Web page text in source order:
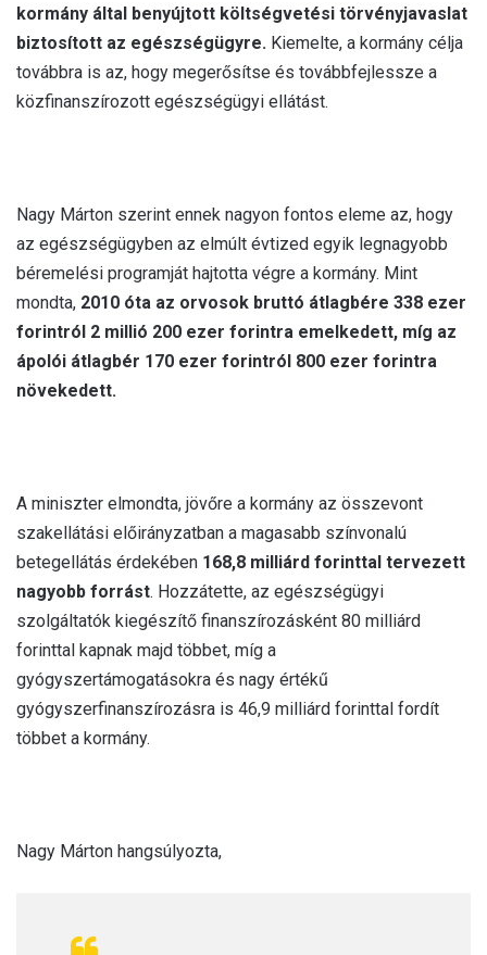
kormány által benyújtott költségvetési törvényjavaslat
biztosított az egészségügyre. Kiemelte, a kormány célja
továbbra is az, hogy megerősítse és továbbfejlessze a
közfinanszírozott egészségügyi ellátást.
Nagy Márton szerint ennek nagyon fontos eleme az, hogy
az egészségügyben az elmúlt évtized egyik legnagyobb
béremelési programját hajtotta végre a kormány. Mint
mondta, 2010 óta az orvosok bruttó átlagbére 338 ezer
forintról 2 millió 200 ezer forintra emelkedett, míg az
ápolói átlagbér 170 ezer forintról 800 ezer forintra
növekedett.
A miniszter elmondta, jövőre a kormány az összevont
szakellátási előirányzatban a magasabb színvonalú
betegellátás érdekében 168,8 milliárd forinttal tervezett
nagyobb forrást. Hozzátette, az egészségügyi
szolgáltatók kiegészítő finanszírozásként 80 milliárd
forinttal kapnak majd többet, míg a
gyógyszertámogatásokra és nagy értékű
gyógyszerfinanszírozásra is 46,9 milliárd forinttal fordít
többet a kormány.
Nagy Márton hangsúlyozta,